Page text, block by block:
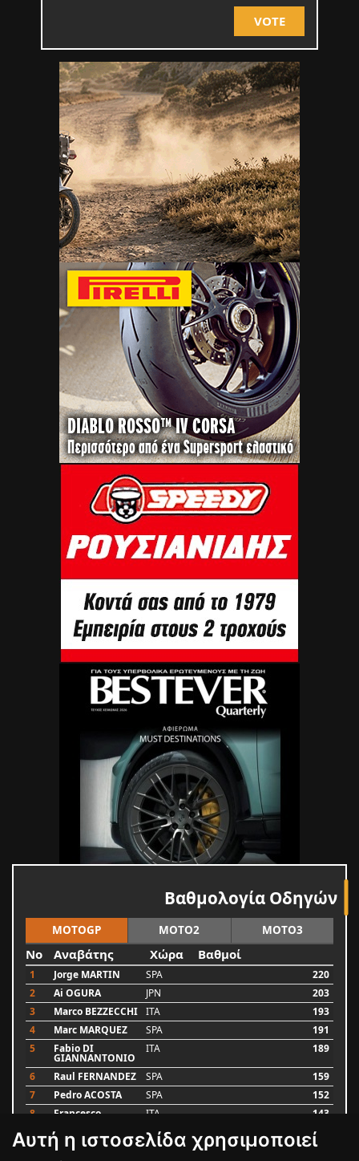
Αυτή η ιστοσελίδα χρησιμοποιεί
VOTE
Βαθμολογία Οδηγών
MOTOGP MOTO2 MOTO3
No Αναβάτης Χώρα Βαθμοί
1 Jorge MARTIN SPA
220
2
Ai OGURA JPN
203
3
Marco BEZZECCHI ITA
193
4
Marc MARQUEZ SPA
191
5
Fabio DI
GIANNANTONIO
ITA 189
6 Raul FERNANDEZ SPA
159
7
Pedro ACOSTA SPA
152
8
Francesco ITA 143
9 Alex MARQUEZ SPA